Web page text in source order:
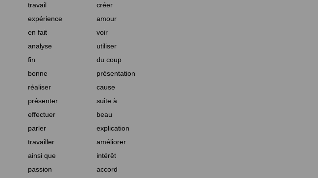
travail
créer
expérience
amour
en fait
voir
analyse
utiliser
fin
du coup
bonne
présentation
réaliser
cause
présenter
suite à
effectuer
beau
parler
explication
travailler
améliorer
ainsi que
intérêt
passion accord